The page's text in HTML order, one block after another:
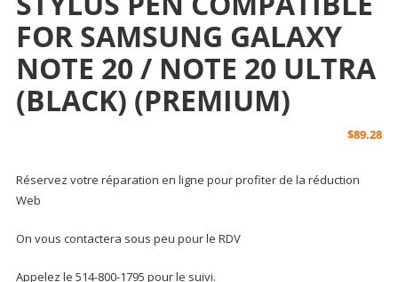
FOR SAMSUNG GALAXY
NOTE 20 / NOTE 20 ULTRA
(BLACK) (PREMIUM)
$89.28
Réservez votre réparation en ligne pour profiter de la réduction
Web
On vous contactera sous peu pour le RDV
Appelez le 514-800-1795 pour le suivi.